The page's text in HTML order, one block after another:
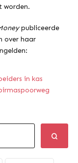
worden.
publiceerde
over haar
in kas